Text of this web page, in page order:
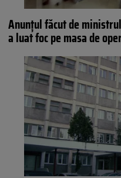
Anunțul făcut de
a luat foc pe masa de